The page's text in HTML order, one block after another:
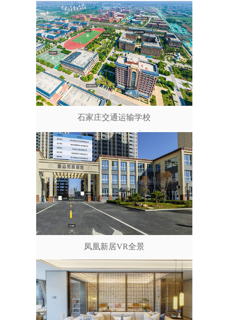
石家庄交通运输学校
凤凰新居VR全景